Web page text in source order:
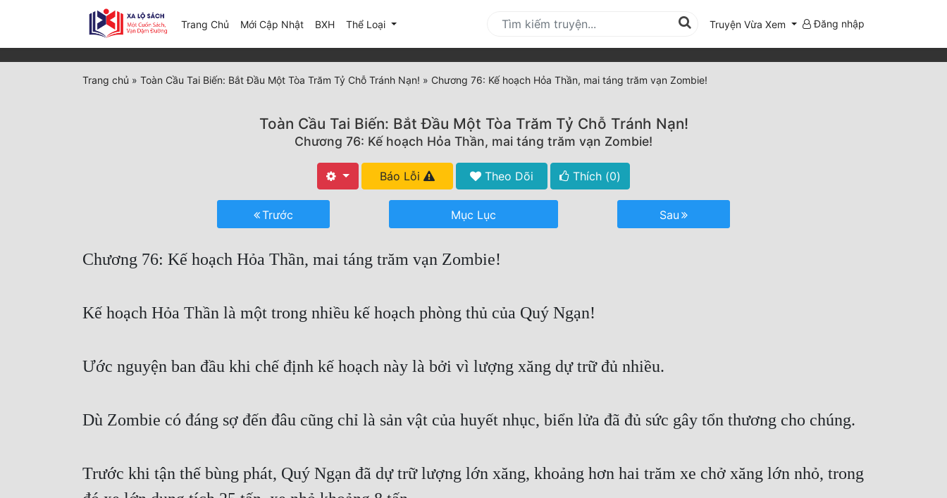
Trang Chủ Mới Cập Nhật(current)
BXH Thể Loại Truyện Vừa Xem Đăng nhập
Trang chủ » Toàn Cầu Tai Biến: Bắt Đầu Một Tòa Trăm Tỷ Chỗ Tránh Nạn! » Chương 76: Kế hoạch Hỏa Thần, mai táng trăm vạn Zombie!
Toàn Cầu Tai Biến: Bắt Đầu Một Tòa Trăm Tỷ Chỗ Tránh Nạn!
Chương 76: Kế hoạch Hỏa Thần, mai táng trăm vạn Zombie!
Báo Lỗi Theo Dõi Thích (0)
Trước Mục Lục Sau
Chương 76: Kế hoạch Hỏa Thần, mai táng trăm vạn Zombie!
Kế hoạch Hỏa Thần là một trong nhiều kế hoạch phòng thủ của Quý Ngạn!
Ước nguyện ban đầu khi chế định kế hoạch này là bởi vì lượng xăng dự trữ đủ nhiều.
Dù Zombie có đáng sợ đến đâu cũng chỉ là sản vật của huyết nhục, biển lửa đã đủ sức gây tổn thương cho chúng.
Trước khi tận thế bùng phát, Quý Ngạn đã dự trữ lượng lớn xăng, khoảng hơn hai trăm xe chở xăng lớn nhỏ, trong